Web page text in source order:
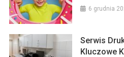
6 grudnia
Serwis
Kluczowe